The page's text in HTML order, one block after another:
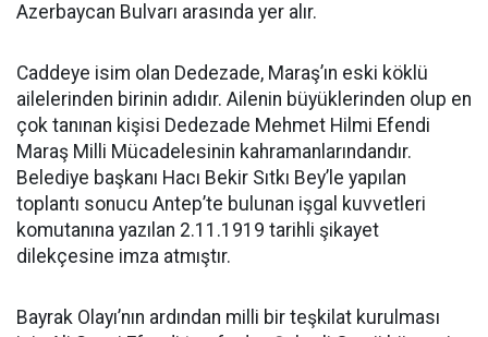
Azerbaycan Bulvarı arasında yer alır.
Caddeye isim olan Dedezade, Maraş’ın eski köklü
ailelerinden birinin adıdır. Ailenin büyüklerinden olup en
çok tanınan kişisi Dedezade Mehmet Hilmi Efendi
Maraş Milli Mücadelesinin kahramanlarındandır.
Belediye başkanı Hacı Bekir Sıtkı Bey’le yapılan
toplantı sonucu Antep’te bulunan işgal kuvvetleri
komutanına yazılan 2.11.1919 tarihli şikayet
dilekçesine imza atmıştır.
Bayrak Olayı’nın ardından milli bir teşkilat kurulması